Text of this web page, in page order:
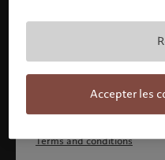
Terms and conditions
Accepter les